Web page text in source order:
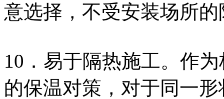
意选择，不受安装场所的
10．易于隔热施工。作
的保温对策，对于同一形